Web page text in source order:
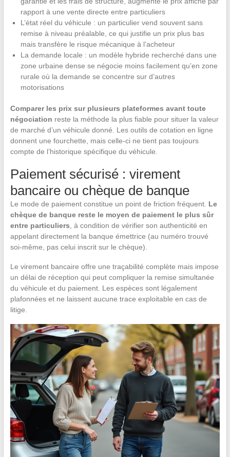
rapport à une vente directe entre particuliers
L’état réel du véhicule : un particulier vend souvent sans
remise à niveau préalable, ce qui justifie un prix plus bas
mais transfère le risque mécanique à l’acheteur
La demande locale : un modèle hybride recherché dans une
zone urbaine dense se négocie moins facilement qu’en zone
rurale où la demande se concentre sur d’autres
motorisations
Comparer les prix sur plusieurs plateformes avant toute
négociation reste la méthode la plus fiable pour situer la valeur
de marché d’un véhicule donné. Les outils de cotation en ligne
donnent une fourchette, mais celle-ci ne tient pas toujours
compte de l’historique spécifique du véhicule.
Paiement sécurisé : virement
bancaire ou chèque de banque
Le mode de paiement constitue un point de friction fréquent. Le
chèque de banque reste le moyen de paiement le plus sûr
entre particuliers , à condition de vérifier son authenticité en
appelant directement la banque émettrice (au numéro trouvé
soi-même, pas celui inscrit sur le chèque).
Le virement bancaire offre une traçabilité complète mais impose
un délai de réception qui peut compliquer la remise simultanée
du véhicule et du paiement. Les espèces sont légalement
plafonnées et ne laissent aucune trace exploitable en cas de
litige.